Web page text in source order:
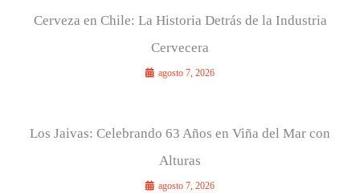
Cerveza en Chile: La Historia Detrás de la Industria
Cervecera
agosto 7, 2026
Los Jaivas: Celebrando 63 Años en Viña del Mar con
Alturas
agosto 7, 2026